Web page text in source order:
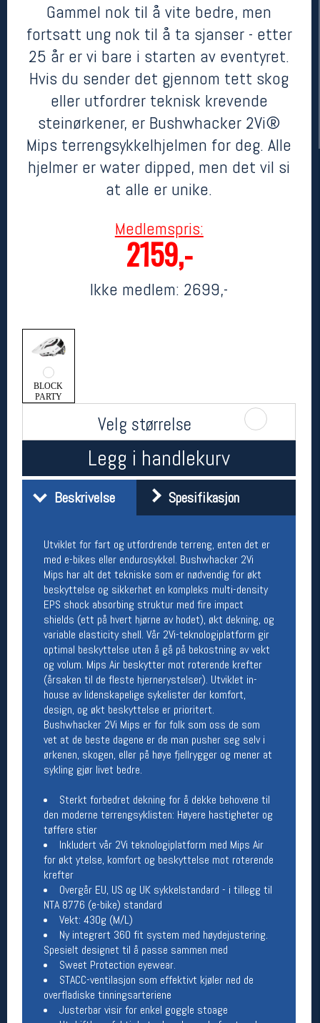
Gammel nok til å vite bedre, men
fortsatt ung nok til å ta sjanser - etter
25 år er vi bare i starten av eventyret.
Hvis du sender det gjennom tett skog
eller utfordrer teknisk krevende
steinørkener, er Bushwhacker 2Vi®
Mips terrengsykkelhjelmen for deg. Alle
hjelmer er water dipped, men det vil si
at alle er unike.
Medlemspris:
2159,-
Ikke medlem: 2699,-
BLOCK
PARTY
Velg størrelse
Legg i handlekurv
Beskrivelse Spesifikasjon
Utviklet for fart og utfordrende terreng, enten det er
med e-bikes eller endurosykkel. Bushwhacker 2Vi
Mips har alt det tekniske som er nødvendig for økt
beskyttelse og sikkerhet en kompleks multi-density
EPS shock absorbing struktur med fire impact
shields (ett på hvert hjørne av hodet), økt dekning, og
variable elasticity shell. Vår 2Vi-teknologiplatform gir
optimal beskyttelse uten å gå på bekostning av vekt
og volum. Mips Air beskytter mot roterende krefter
(årsaken til de fleste hjernerystelser). Utviklet in-
house av lidenskapelige sykelister der komfort,
design, og økt beskyttelse er prioritert.
Bushwhacker 2Vi Mips er for folk som oss de som
vet at de beste dagene er de man pusher seg selv i
ørkenen, skogen, eller på høye fjellrygger og mener at
sykling gjør livet bedre.
Sterkt forbedret dekning for å dekke behovene til
den moderne terrengsyklisten: Høyere hastigheter og
tøffere stier
Inkludert vår 2Vi teknologiplatform med Mips Air
for økt ytelse, komfort og beskyttelse mot roterende
krefter
Overgår EU, US og UK sykkelstandard - i tillegg til
NTA 8776 (e-bike) standard
Vekt: 430g (M/L)
Ny integrert 360 fit system med høydejustering.
Spesielt designet til å passe sammen med
Sweet Protection eyewear.
STACC-ventilasjon som effektivt kjøler ned de
overfladiske tinningsarteriene
Justerbar visir for enkel goggle stoage
Her finner du oss
0183 Oslo
Telefon: 23 32 62 00
Om oss
Kontakt oss
Åpningstider butikk
11-18
11-16
Team Oslo Sportslager
MELD DEG INN GRATIS
Åpningstider verkstedet
Man-Fredag:
11-18
Lørdag:
11-16
Om verkstedet
For å bestille time må du logge inn i
nettbutikken og trykke på den nederste blå
linjen
Betingelser
Salgsbetingelser
Personsvernerklæring
Bærekraft
Org. nr: 976754360
Ledige stillinger
Ledige stillinger
Følg oss på